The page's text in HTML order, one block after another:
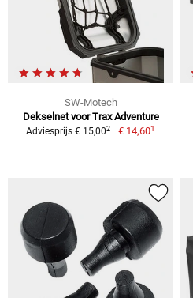
SW-Motech
Dekselnet voor Trax Adventure
Adviesprijs € 15,002 € 14,601